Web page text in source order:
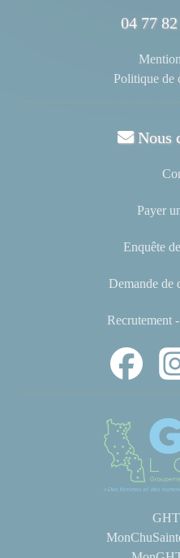
04 77
Politique de
Nous
Payer
Enquête
Demande de
Recrutement